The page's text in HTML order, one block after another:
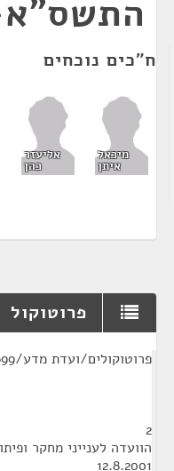
התשס"א-
ח"כים נוכחים
מיכאל
איתן
אליעזר
כהן
פרוטוקול
פרוטוקולים/ועדת מדע/3699
2
הוועדה לענייני מחקר
12.8.2001